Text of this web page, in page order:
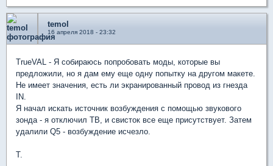
temol
16 апреля 2018 - 23:32
TrueVAL - Я собираюсь попробовать моды, которые вы
предложили, но я дам ему еще одну попытку на другом макете.
Не имеет значения, есть ли экранированный провод из гнезда
IN.
Я начал искать источник возбуждения с помощью звукового
зонда - я отключил TB, и свисток все еще присутствует. Затем
удалили Q5 - возбуждение исчезло.
Т.